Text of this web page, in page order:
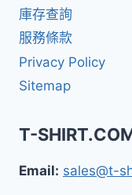
庫存查詢
服務條款
Privacy Policy
Sitemap
T-
Email: sales@t-